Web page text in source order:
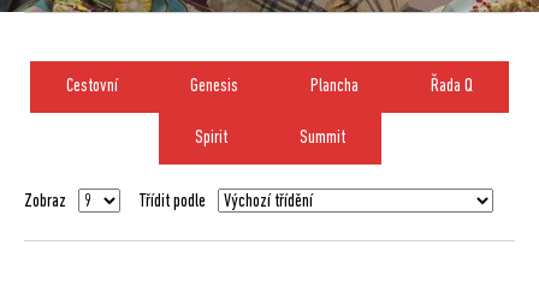
Cestovní Genesis Plancha Řada Q
Spirit Summit
Zobraz Třídit podle